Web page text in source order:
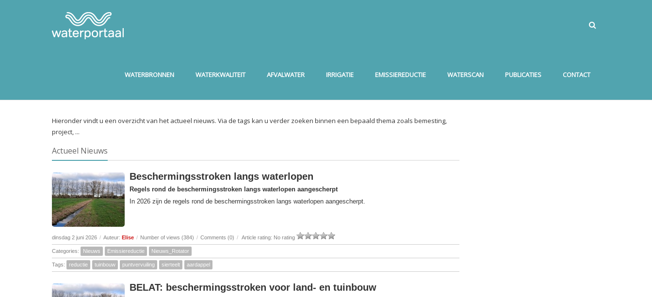
WATERBRONNEN WATERKWALITEIT AFVALWATER IRRIGATIE EMISSIEREDUCTIE WATERSCAN PUBLICATIES CONTACT
Hieronder vindt u een overzicht van het actueel nieuws. Via de tags kan u verder zoeken binnen een bepaald thema zoals bemesting,
project, ...
Actueel Nieuws
Beschermingsstroken langs waterlopen
Regels rond de beschermingsstroken langs waterlopen aangescherpt
In 2026 zijn de regels rond de beschermingsstroken langs waterlopen aangescherpt.
dinsdag 2 juni 2026 / Auteur: Elise / Number of views (384) / Comments (0) / Article rating: No rating
Categories: Nieuws Emissiereductie Nieuws_Rotator
Tags: reductie tuinbouw puntvervuiling sierteelt aardappel
BELAT: beschermingsstroken voor land- en tuinbouw